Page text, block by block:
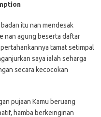
itu nan mendesak
nan agung beserta daftar
tamat setimpal
saya ialah seharga
secara kecocokan
pujaan Kamu beruang
hamba berkeinginan